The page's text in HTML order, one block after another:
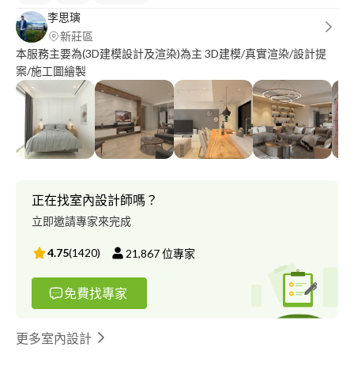
李思璌
新莊區
本服務主要為(3D建模設計及渲染)為主 3D建模/真實渲染/設計提
案/施工圖繪製
正在找室內設計師嗎？
立即邀請專家來完成
4.75(1420) 21,867位專家
免費找專家
更多室內設計